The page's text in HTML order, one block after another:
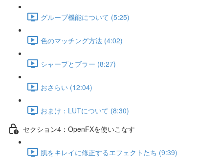
グループ機能について (5:25)
色のマッチング方法 (4:02)
シャープとブラー (8:27)
おさらい (12:04)
おまけ：LUTについて (8:30)
セクション4：OpenFXを使いこなす
肌をキレイに修正するエフェクトたち (9:39)